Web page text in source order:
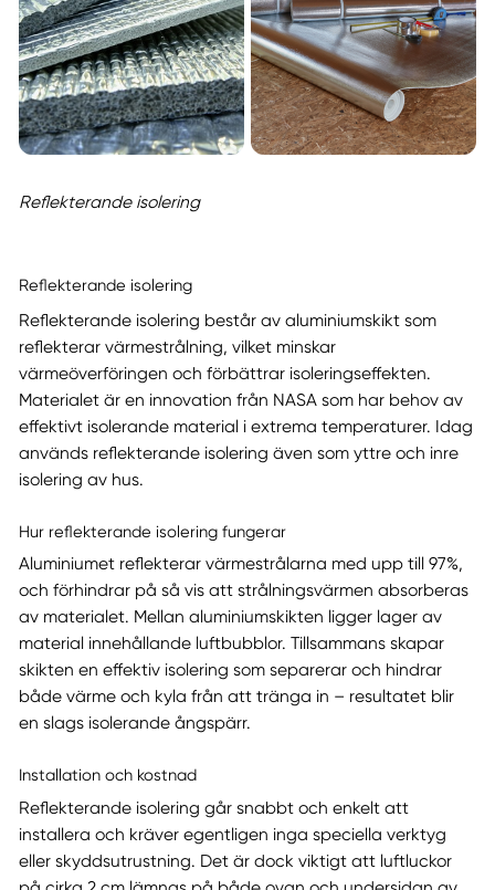
Reflekterande isolering
Reflekterande isolering
Reflekterande isolering består av aluminiumskikt som
reflekterar värmestrålning, vilket minskar
värmeöverföringen och förbättrar isoleringseffekten.
Materialet är en innovation från NASA som har behov av
effektivt isolerande material i extrema temperaturer. Idag
används reflekterande isolering även som yttre och inre
isolering av hus.
Hur reflekterande isolering fungerar
Aluminiumet reflekterar värmestrålarna med upp till 97%,
och förhindrar på så vis att strålningsvärmen absorberas
av materialet. Mellan aluminiumskikten ligger lager av
material innehållande luftbubblor. Tillsammans skapar
skikten en effektiv isolering som separerar och hindrar
både värme och kyla från att tränga in – resultatet blir
en slags isolerande ångspärr.
Installation och kostnad
Reflekterande isolering går snabbt och enkelt att
installera och kräver egentligen inga speciella verktyg
eller skyddsutrustning. Det är dock viktigt att luftluckor